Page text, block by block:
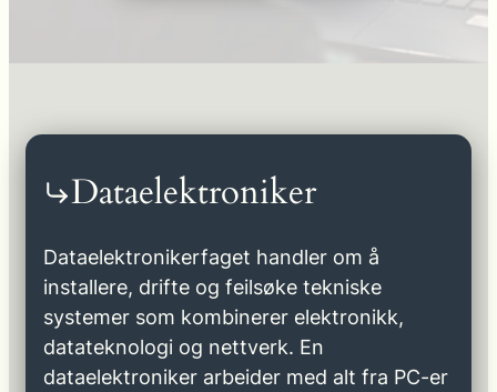
Dataelektroniker
Dataelektronikerfaget handler om å
installere, drifte og feilsøke tekniske
systemer som kombinerer elektronikk,
datateknologi og nettverk. En
dataelektroniker arbeider med alt fra PC-er